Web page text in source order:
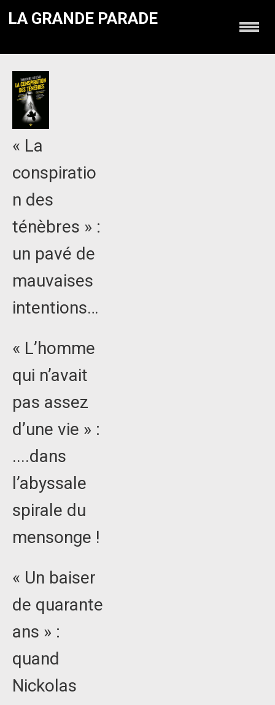
LA GRANDE PARADE
« La
conspiratio
n des
ténèbres » :
un pavé de
mauvaises
intentions…
« L’homme
qui n’avait
pas assez
d’une vie » :
....dans
l’abyssale
spirale du
mensonge !
« Un baiser
de quarante
ans » :
quand
Nickolas